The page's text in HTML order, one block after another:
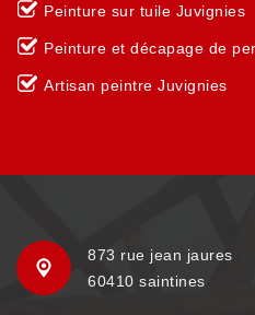
Peinture sur tuile Juvignies
Peinture et décapage de
Artisan peintre Juvignies
873 rue jean jaures
60410 saintines